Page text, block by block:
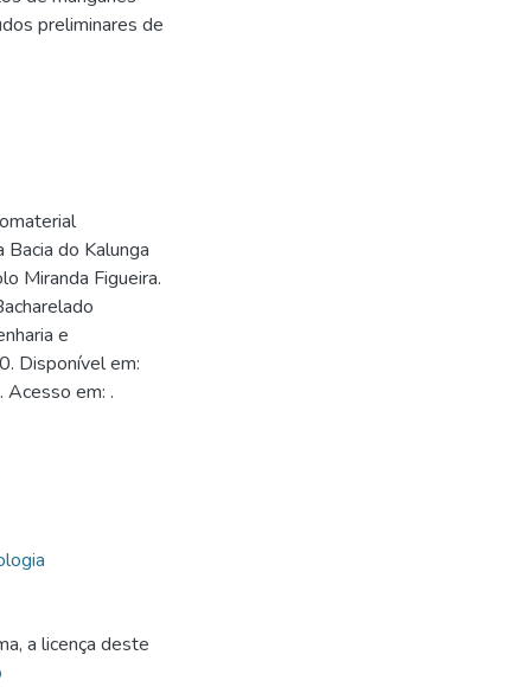
preliminares de
do Kalunga
Miranda Figueira.
e
Disponível em:
em: .
a licença deste